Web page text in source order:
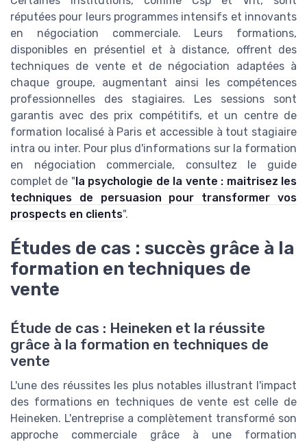
réputées pour leurs programmes intensifs et innovants
en négociation commerciale. Leurs formations,
disponibles en présentiel et à distance, offrent des
techniques de vente et de négociation adaptées à
chaque groupe, augmentant ainsi les compétences
professionnelles des stagiaires. Les sessions sont
garantis avec des prix compétitifs, et un centre de
formation localisé à Paris et accessible à tout stagiaire
intra ou inter. Pour plus d'informations sur la formation
en négociation commerciale, consultez le guide
complet de " la psychologie de la vente : maitrisez les
techniques de persuasion pour transformer vos
prospects en clients".
Études de cas : succès grâce à la
formation en techniques de
vente
Étude de cas : Heineken et la réussite
grâce à la formation en techniques de
vente
L'une des réussites les plus notables illustrant l'impact
des formations en techniques de vente est celle de
Heineken. L'entreprise a complètement transformé son
approche commerciale grâce à une formation